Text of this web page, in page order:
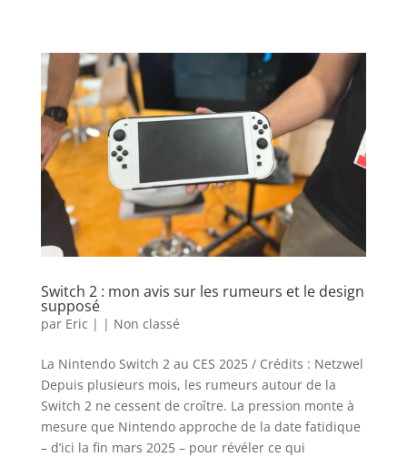
Switch 2 : mon avis sur les rumeurs et le design
supposé
par Eric | | Non classé
La Nintendo Switch 2 au CES 2025 / Crédits : Netzwel
Depuis plusieurs mois, les rumeurs autour de la
Switch 2 ne cessent de croître. La pression monte à
mesure que Nintendo approche de la date fatidique
– d’ici la fin mars 2025 – pour révéler ce qui